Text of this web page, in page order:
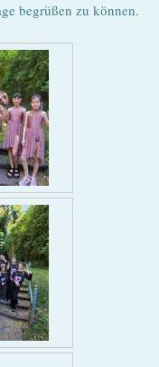
begrüßen zu können.